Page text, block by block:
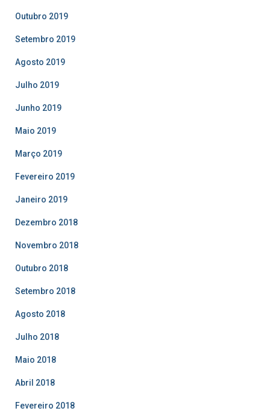
Outubro 2019
Setembro 2019
Agosto 2019
Julho 2019
Junho 2019
Maio 2019
Março 2019
Fevereiro 2019
Janeiro 2019
Dezembro 2018
Novembro 2018
Outubro 2018
Setembro 2018
Agosto 2018
Julho 2018
Maio 2018
Abril 2018
Fevereiro 2018